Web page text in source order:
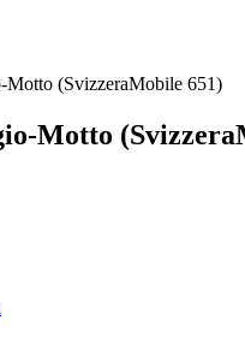
(SvizzeraMobile 651)
Motto
Motto